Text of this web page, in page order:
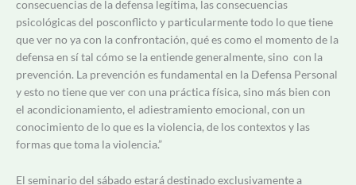
consecuencias de la defensa legítima, las consecuencias
psicológicas del posconflicto y particularmente todo lo que tiene
que ver no ya con la confrontación, qué es como el momento de la
defensa en sí tal cómo se la entiende generalmente, sino con la
prevención. La prevención es fundamental en la Defensa Personal
y esto no tiene que ver con una práctica física, sino más bien con
el acondicionamiento, el adiestramiento emocional, con un
conocimiento de lo que es la violencia, de los contextos y las
formas que toma la violencia.”
El seminario del sábado estará destinado exclusivamente a